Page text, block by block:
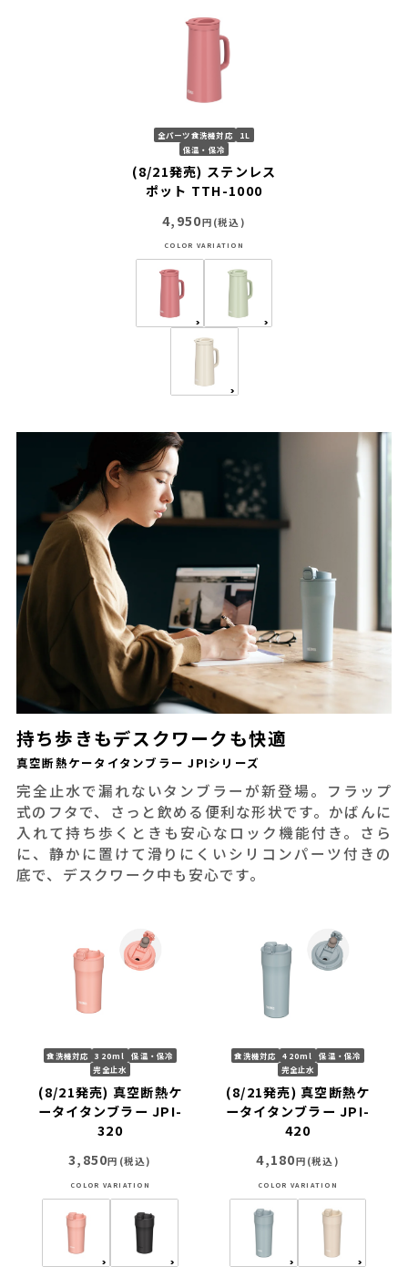
全パーツ食洗機対応
1L
保温・保冷
(8/21発売) ステンレス
ポット TTH-1000
4,950円(税込)
持ち歩きもデスクワークも快適
真空断熱ケータイタンブラー JPIシリーズ
完全止水で漏れないタンブラーが新登場。フラップ
式のフタで、さっと飲める便利な形状です。かばんに
入れて持ち歩くときも安心なロック機能付き。さら
に、静かに置けて滑りにくいシリコンパーツ付きの
底で、デスクワーク中も安心です。
食洗機対応 320ml
保温・保冷
完全止水
(8/21発売) 真空断熱ケ
ータイタンブラー JPI-
320
3,850円(税込)
食洗機対応 420ml
保温・保冷
完全止水
(8/21発売) 真空断熱ケ
ータイタンブラー JPI-
420
4,180円(税込)